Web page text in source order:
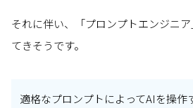
それに伴い、「プロンプトエンジニ
てきそうです。
適格なプロンプトによってAIを操作